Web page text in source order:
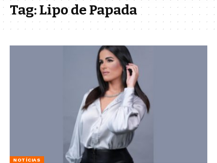
Tag:Lipo de Papada
NOTÍCIAS